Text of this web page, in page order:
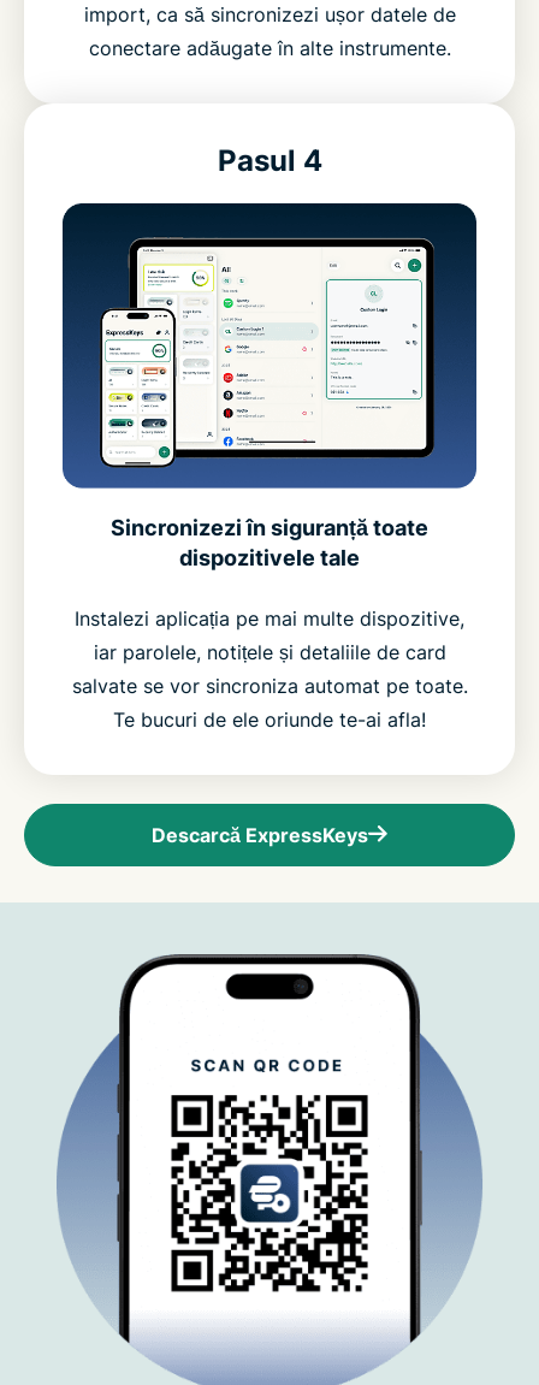
import, ca să sincronizezi ușor datele de
conectare adăugate în alte instrumente.
Pasul 4
Sincronizezi în siguranță toate
dispozitivele tale
Instalezi aplicația pe mai multe dispozitive,
iar parolele, notițele și detaliile de card
salvate se vor sincroniza automat pe toate.
Te bucuri de ele oriunde te-ai afla!
Descarcă ExpressKeys